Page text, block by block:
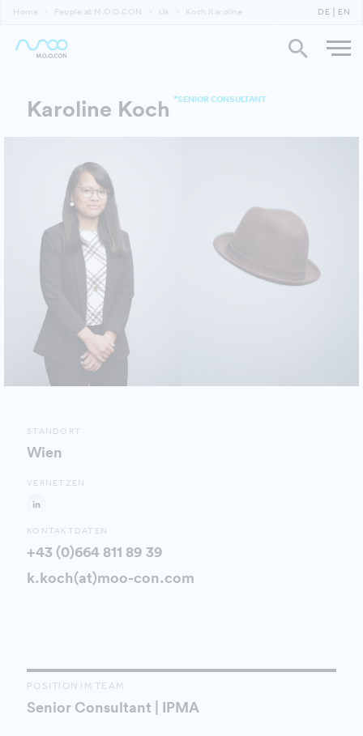
Home People at M.O.O.CON Us Koch Karoline DE EN
Karoline Koch *SENIOR CONSULTANT
STANDORT
Wien
VERNETZEN
KONTAKTDATEN
+43 (0)664 811 89 39
k.koch(at)moo-con.com
POSITION IM TEAM
Senior Consultant | IPMA